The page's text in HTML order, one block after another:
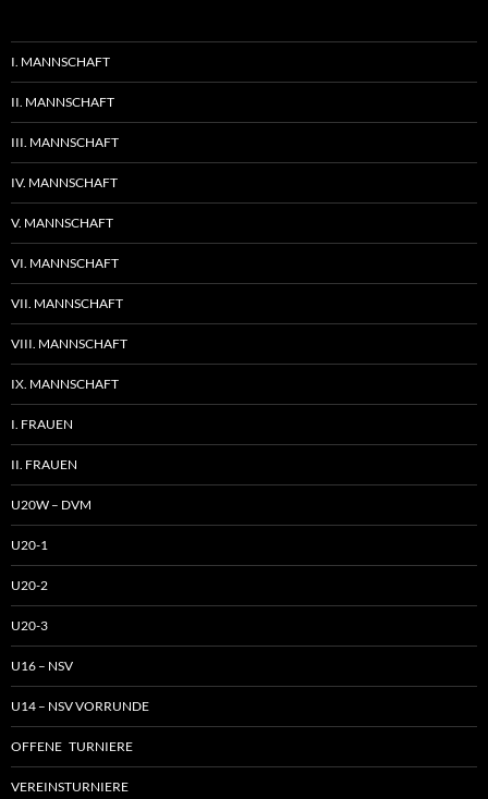
I. MANNSCHAFT
II. MANNSCHAFT
III. MANNSCHAFT
IV. MANNSCHAFT
V. MANNSCHAFT
VI. MANNSCHAFT
VII. MANNSCHAFT
VIII. MANNSCHAFT
IX. MANNSCHAFT
I. FRAUEN
II. FRAUEN
U20W – DVM
U20-1
U20-2
U20-3
U16 – NSV
U14 – NSV VORRUNDE
OFFENE TURNIERE
VEREINSTURNIERE